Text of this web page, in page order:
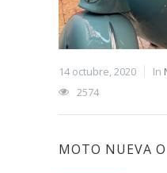
14 octubre, 2020 In
2574
MOTO NUEVA